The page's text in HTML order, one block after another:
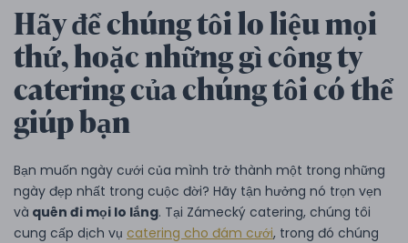
Hãy để chúng tôi lo liệu mọi
thứ, hoặc những gì công ty
catering của chúng tôi có thể
giúp bạn
Bạn muốn ngày cưới của mình trở thành một trong những
ngày đẹp nhất trong cuộc đời? Hãy tận hưởng nó trọn vẹn
và quên đi mọi lo lắng. Tại Zámecký catering, chúng tôi
cung cấp dịch vụ catering cho đám cưới, trong đó chúng